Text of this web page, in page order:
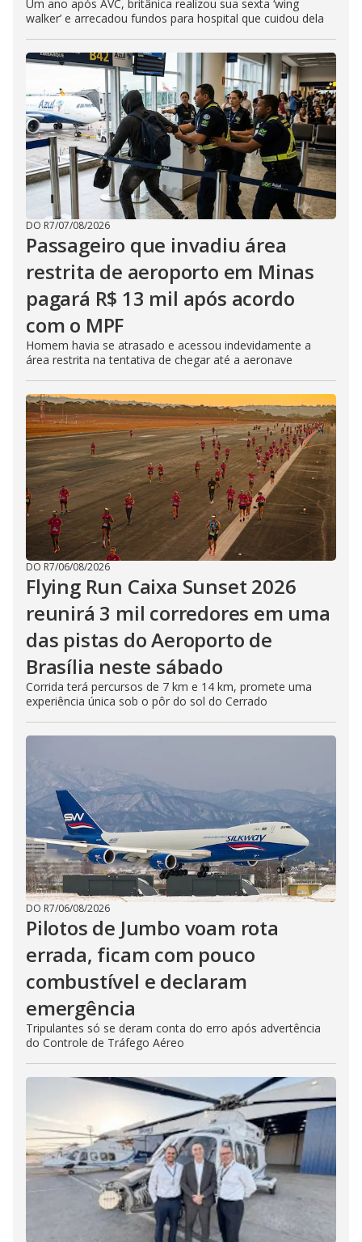
Um ano após AVC, britânica realizou sua sexta ‘wing
walker’ e arrecadou fundos para hospital que cuidou dela
DO R7/07/08/2026
Passageiro que invadiu área
restrita de aeroporto em Minas
pagará R$ 13 mil após acordo
com o MPF
Homem havia se atrasado e acessou indevidamente a
área restrita na tentativa de chegar até a aeronave
DO R7/06/08/2026
Flying Run Caixa Sunset 2026
reunirá 3 mil corredores em uma
das pistas do Aeroporto de
Brasília neste sábado
Corrida terá percursos de 7 km e 14 km, promete uma
experiência única sob o pôr do sol do Cerrado
DO R7/06/08/2026
Pilotos de Jumbo voam rota
errada, ficam com pouco
combustível e declaram
emergência
Tripulantes só se deram conta do erro após advertência
do Controle de Tráfego Aéreo